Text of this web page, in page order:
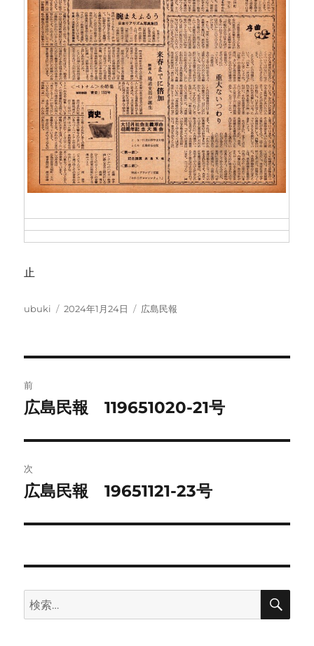
止
投
ubuki
投
2024年1月24日
カ
広島民報
稿
ビ
ゲ
ー
ン
前
前
投
稿:
広島民報 119651020-21号
次
次
投
広島民報 19651121-23号
検
索:
検